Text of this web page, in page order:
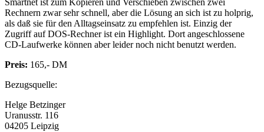
Smartnet ist zum Kopieren und Verschieben zwischen zwei
Rechnern zwar sehr schnell, aber die Lösung an sich ist zu holprig,
als daß sie für den Alltagseinsatz zu empfehlen ist. Einzig der
Zugriff auf DOS-Rechner ist ein Highlight. Dort angeschlossene
CD-Laufwerke können aber leider noch nicht benutzt werden.
Preis: 165,- DM
Bezugsquelle:
Helge Betzinger
Uranusstr. 116
04205 Leipzig